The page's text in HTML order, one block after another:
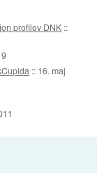
profilov DNK ::
:: 16. maj